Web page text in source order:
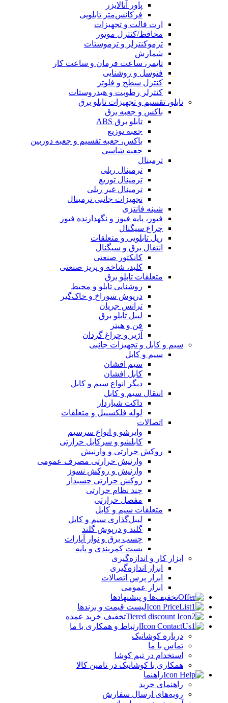
پاور آنالایزر
فرکانس‌متر تابلویی
ارت فالت و تجهیزات
محافظ/کنترل موتور
ترموکنترلر و ترموستات
شمارش
تایمر، ساعت فرمان و ساعت کار
فتوسل و روشنایی
کنترل سطح و فلوتر
کنترلر رطوبت و هیدروستات
تابلو، تقسیم و تجهیزات تابلو برق
باکس و جعبه برق
تابلو برق ABS
جعبه توزیع
باکس، جعبه تقسیم و جعبه دوربین
جعبه شاسی
ترمینال
ترمینال ریلی
ترمینال توزیع
ترمینال غیر ریلی
تجهیزات جانبی ترمینال
شینه فانتزی
فیوز، پایه فیوز و نگهدارنده فیوز
چراغ سیگنال
ریل تابلویی و متعلقات
انتقال برق و سیگنال
کانکتور صنعتی
کلید، شاخه و پریز صنعتی
متعلقات تابلو برق
روشنایی تابلو و محیط
درپوش سوراخ و خاک‌گیر
ترانس جریان
لیبل تابلو برق
فن و هیتر
آژیر و چراغ گردان
سیم و کابل و تجهیزات جانبی
سیم و کابل
سیم افشان
کابل افشان
دیگر انواع سیم و کابل
انتقال سیم و کابل
داکت شیاردار
لوله فلکسیبل و متعلقات
اتصالات
وایرشو و انواع سرسیم
کابلشو و سرکابل حرارتی
روکش حرارتی و وارنیش
وارنیش حرارتی مصرف عمومی
وارنیش و روکش نسوز
روکش حرارتی چسبدار
چند نظام حرارتی
مفصل حرارتی
متعلقات سیم و کابل
لیبل‌گذاری سیم و کابل
گلند و درپوش گلند
چسب برق و نوار آپارات
بست کمربندی و پایه
ابزار کار و اندازه‌گیری
ابزار اندازه‌گیری
ابزار پرس اتصالات
ابزار عمومی
تخفیف‌ها و پیشنهادها
لیست قیمت و برندها
تخفیف خرید عمده
ارتباط و همکاری با ما
درباره کوشانیک
تماس با ما
استخدام در تیم کوشا
همکاری با کوشانیک در تامین کالا
راهنما
راهنمای خرید
رویه‌های ارسال سفارش